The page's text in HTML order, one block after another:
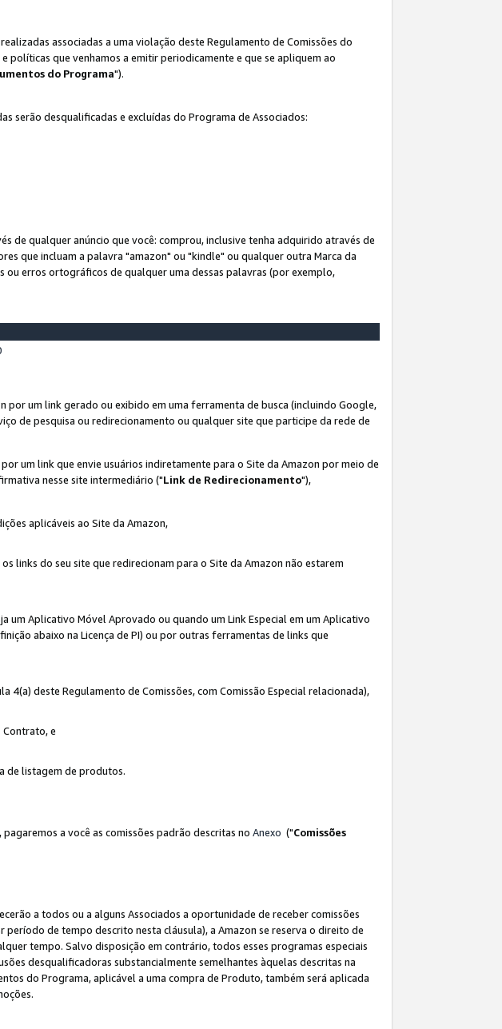
associadas a uma violação deste Regulamento de Comissões do
políticas que venhamos a emitir periodicamente e que se apliquem ao
do Programa").
serão desqualificadas e excluídas do Programa de Associados:
de qualquer anúncio que você: comprou, inclusive tenha adquirido através de
que incluam a palavra "amazon" ou "kindle" ou qualquer outra Marca da
ou erros ortográficos de qualquer uma dessas palavras (por exemplo,
um link gerado ou exibido em uma ferramenta de busca (incluindo Google,
de pesquisa ou redirecionamento ou qualquer site que participe da rede de
um link que envie usuários indiretamente para o Site da Amazon por meio de
nesse site intermediário ("Link de Redirecionamento"),
aplicáveis ao Site da Amazon,
do seu site que redirecionam para o Site da Amazon não estarem
um Aplicativo Móvel Aprovado ou quando um Link Especial em um Aplicativo
abaixo na Licença de PI) ou por outras ferramentas de links que
deste Regulamento de Comissões, com Comissão Especial relacionada),
e
de listagem de produtos.
, pagaremos a você as comissões padrão descritas no Anexo ("Comissões
a todos ou a alguns Associados a oportunidade de receber comissões
período de tempo descrito nesta cláusula), a Amazon se reserva o direito de
tempo. Salvo disposição em contrário, todos esses programas especiais
desqualificadoras substancialmente semelhantes àquelas descritas na
do Programa, aplicável a uma compra de Produto, também será aplicada